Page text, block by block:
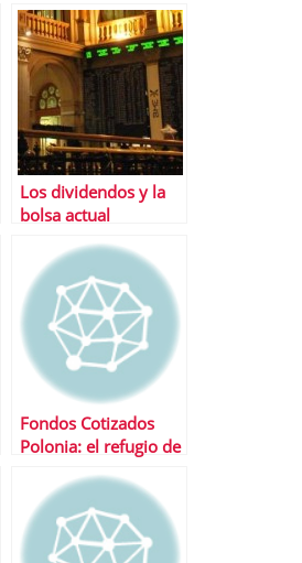
Los dividendos y la
bolsa actual
Fondos Cotizados
Polonia: el refugio de